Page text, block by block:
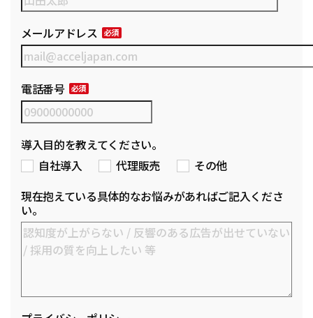
メールアドレス
電話番号
導入目的を教えてください。
自社導入
代理販売
その他
現在抱えている具体的なお悩みがあればご記入くださ
い。